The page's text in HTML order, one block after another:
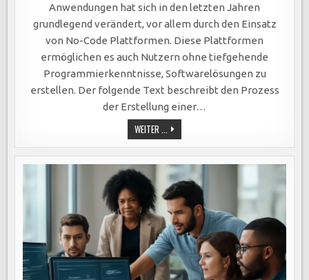
Anwendungen hat sich in den letzten Jahren
grundlegend verändert, vor allem durch den Einsatz
von No-Code Plattformen. Diese Plattformen
ermöglichen es auch Nutzern ohne tiefgehende
Programmierkenntnisse, Softwarelösungen zu
erstellen. Der folgende Text beschreibt den Prozess
der Erstellung einer…
WEITER ... PROZESS
ZUR
ANWENDUNGSERSTELLUNG
MIT
NO-
CODE
PLATTFORMEN:
VON
DER
BEDARFSANALYSE
BIS
ZUR
UI-
GESTALTUNG